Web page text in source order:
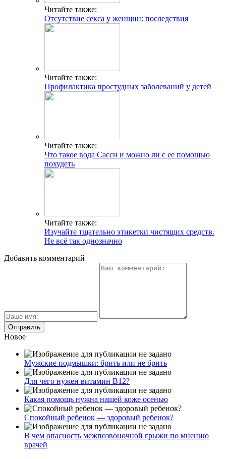
Читайте также:
Отсутствие секса у женщин: последствия
Читайте также:
Профилактика простудных заболеваний у детей
Читайте также:
Что такое вода Сасси и можно ли с ее помощью
похудеть
Читайте также:
Изучайте тщательно этикетки чистящих средств.
Не всё так однозначно
Добавить комментарий
Новое
Мужские подмышки: брить или не брить
Для чего нужен витамин В12?
Какая помощь нужна нашей коже осенью
Спокойный ребенок — здоровый ребенок?
В чем опасность межпозвоночной грыжи по мнению
врачей